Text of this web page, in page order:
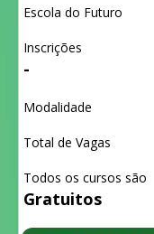
Escola do Futuro
Inscrições
-
Modalidade
Total de Vagas
Todos os cursos são
Gratuitos